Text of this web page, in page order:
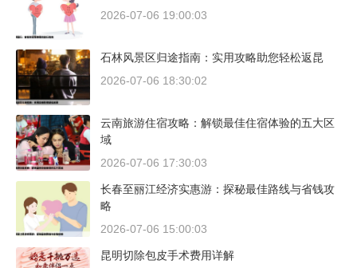
2026-07-06 19:00:03
石林风景区归途指南：实用攻略助您轻松返昆
2026-07-06 18:30:02
云南旅游住宿攻略：解锁最佳住宿体验的五大区
域
2026-07-06 17:30:03
长春至丽江经济实惠游：探秘最佳路线与省钱攻
略
2026-07-06 15:00:03
昆明切除包皮手术费用详解